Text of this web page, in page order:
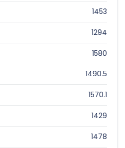
1365.53407217 TL
1453
1294
1580
1490.5
1570.1
1429
1478